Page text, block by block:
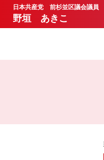
日本共産党 前杉並区議会議員
野垣 あきこ